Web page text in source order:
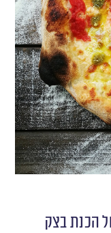
הכנת בצק